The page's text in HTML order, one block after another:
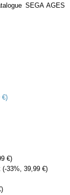
SEGA AGES
€)
€)
33%, 39,99 €)